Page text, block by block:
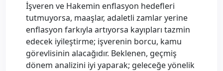
İşveren ve Hakemin enflasyon hedefleri
tutmuyorsa, maaşlar, adaletli zamlar yerine
enflasyon farkıyla artıyorsa kayıpları tazmin
edecek iyileştirme; işverenin borcu, kamu
görevlisinin alacağıdır. Beklenen, geçmiş
dönem analizini iyi yaparak; geleceğe yönelik